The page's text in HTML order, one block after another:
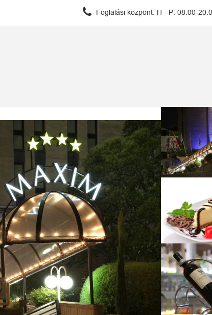
Foglalási központ: H - P: 08.00-